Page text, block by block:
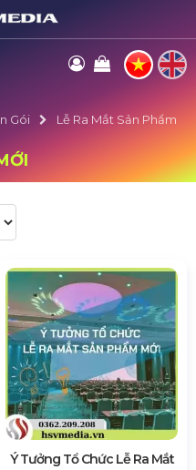
Gói
Lễ Ra Mắt Sản Phẩm
Ý Tưởng Tổ Chức Lễ Ra Mắt